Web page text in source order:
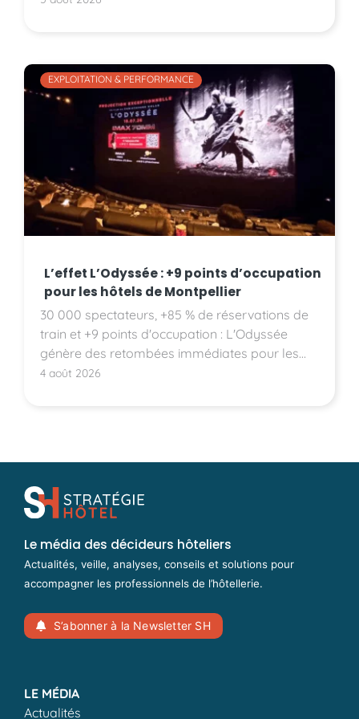
EXPLOITATION & PERFORMANCE
L’effet L’Odyssée : +9 points d’occupation
pour les hôtels de Montpellier
30 000 spectateurs, +85 % de réservations de
train et +9 points d'occupation : L'Odyssée
génère des retombées immédiates pour les
hôtels montpelliérains.
4 août 2026
Le média des décideurs hôteliers
Actualités, veille, analyses, conseils et solutions pour
accompagner les professionnels de l’hôtellerie.
S’abonner à la Newsletter SH
LE MÉDIA
Actualités